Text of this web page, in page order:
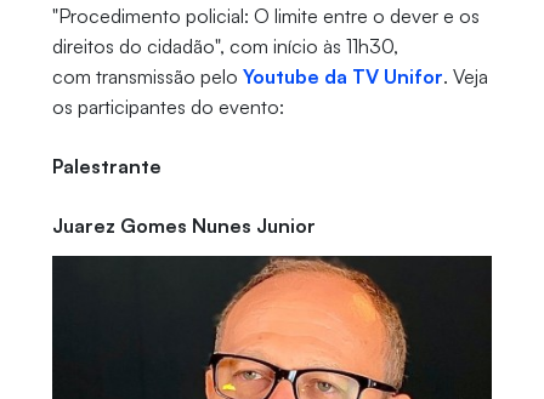
"Procedimento policial: O limite entre o dever e os
direitos do cidadão", com início às 11h30,
com transmissão pelo Youtube da TV Unifor. Veja
os participantes do evento:
Palestrante
Juarez Gomes Nunes Junior